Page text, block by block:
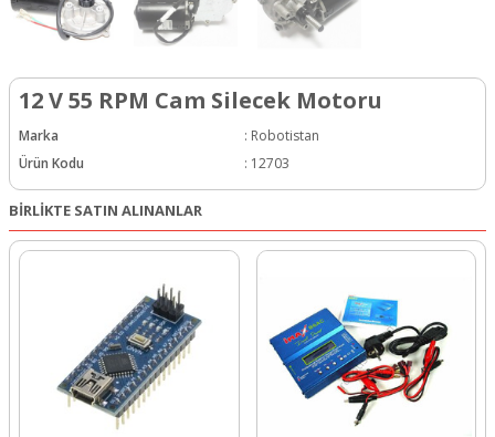
12 V 55 RPM Cam Silecek Motoru
Marka : Robotistan
Ürün Kodu
: 12703
BİRLİKTE SATIN ALINANLAR